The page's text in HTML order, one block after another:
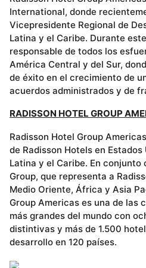
International, donde
Vicepresidente Regional de
Latina y el Caribe. Durante
responsable de todos los
América Central y del Sur,
de éxito en el crecimiento de
acuerdos administrados y de
RADISSON HOTEL GROUP
Radisson Hotel Group
de Radisson Hotels en
Latina y el Caribe. En conjunto
Group, que representa a
Medio Oriente, África y Asia
Group Americas es una de las
más grandes del mundo con
distintivas y más de 1.500
desarrollo en 120 países.